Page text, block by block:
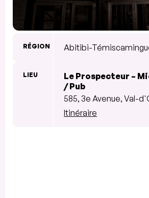
RÉGION Abitibi-
LIEU
Le Prospecteur –
/ Pub
585, 3e Avenue, Val-
Itinéraire